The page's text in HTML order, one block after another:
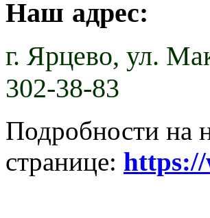
Наш адрес:
г. Ярцево, ул.
302-38-83
Подробности на
странице: